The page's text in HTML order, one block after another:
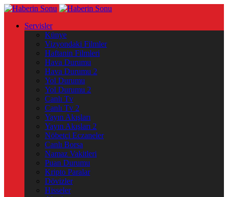
Servisler
Künye
Vizyondaki Filmler
Haftanin Filmleri
Hava Durumu
Hava Durumu 2
Yol Durumu
Yol Durumu 2
Canlı Tv
Canlı Tv 2
Yayın Akışları
Yayın Akışları 2
Nöbetçi Eczaneler
Canlı Borsa
Namaz Vakitleri
Puan Durumu
Kripto Paralar
Dövizler
Hisseler